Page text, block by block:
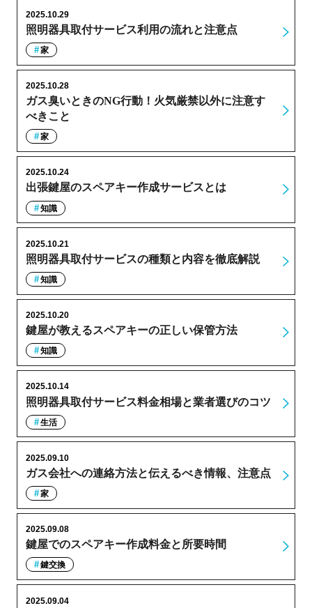
照明器具取付サービス利用の流れと注意点
2025.10.29
家
ガス臭いときのNG行動！火気厳禁以外に注意す
べきこと
2025.10.28
家
出張鍵屋のスペアキー作成サービスとは
2025.10.24
知識
照明器具取付サービスの種類と内容を徹底解説
2025.10.21
知識
鍵屋が教えるスペアキーの正しい保管方法
2025.10.20
知識
照明器具取付サービス料金相場と業者選びのコツ
2025.10.14
生活
ガス会社への連絡方法と伝えるべき情報、注意点
2025.09.10
家
鍵屋でのスペアキー作成料金と所要時間
2025.09.08
鍵交換
2025.09.04